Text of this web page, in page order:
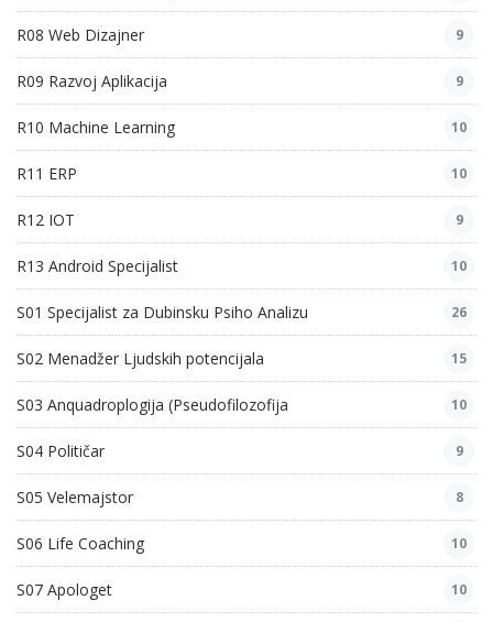
R08 Web Dizajner 9
R09 Razvoj Aplikacija 9
R10 Machine Learning 10
R11 ERP 10
R12 IOT 9
R13 Android Specijalist 10
S01 Specijalist za Dubinsku Psiho Analizu 26
S02 Menadžer Ljudskih potencijala 15
S03 Anquadroplogija (Pseudofilozofija 10
S04 Političar 9
S05 Velemajstor 8
S06 Life Coaching 10
S07 Apologet 10